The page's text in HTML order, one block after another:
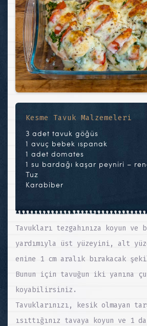
Kesme Tavuk Malzemeleri
3 adet tavuk göğüs
1 avuç bebek ıspanak
1 adet domates
1 su bardağı kaşar peyniri –
Tuz
Karabiber
Tavukları tezgahınıza koyun ve
yardımıyla üst yüzeyini, alt
enine 1 cm aralık bırakacak
Bunun için tavuğun iki yanına
koyabilirsiniz.
Tavuklarınızı, kesik olmayan
ısıttığınız tavaya koyun ve 1